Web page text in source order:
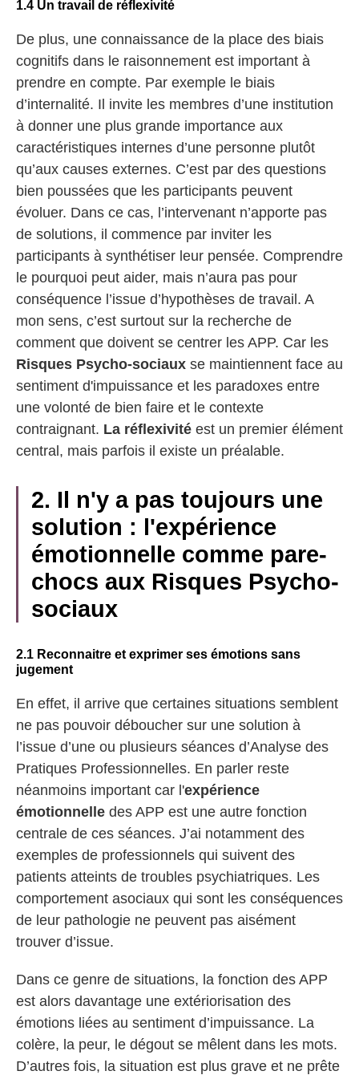
1.4 Un travail de réflexivité
De plus, une connaissance de la place des biais
cognitifs dans le raisonnement est important à
prendre en compte. Par exemple le biais
d’internalité. Il invite les membres d’une institution
à donner une plus grande importance aux
caractéristiques internes d’une personne plutôt
qu’aux causes externes. C’est par des questions
bien poussées que les participants peuvent
évoluer. Dans ce cas, l’intervenant n’apporte pas
de solutions, il commence par inviter les
participants à synthétiser leur pensée. Comprendre
le pourquoi peut aider, mais n’aura pas pour
conséquence l’issue d’hypothèses de travail. A
mon sens, c’est surtout sur la recherche de
comment que doivent se centrer les APP. Car les
Risques Psycho-sociaux se maintiennent face au
sentiment d'impuissance et les paradoxes entre
une volonté de bien faire et le contexte
contraignant. La réflexivité est un premier élément
central, mais parfois il existe un préalable.
2. Il n'y a pas toujours une
solution : l'expérience
émotionnelle comme pare-
chocs aux Risques Psycho-
sociaux
2.1 Reconnaitre et exprimer ses émotions sans
jugement
En effet, il arrive que certaines situations semblent
ne pas pouvoir déboucher sur une solution à
l’issue d’une ou plusieurs séances d’Analyse des
Pratiques Professionnelles. En parler reste
néanmoins important car l'expérience
émotionnelle des APP est une autre fonction
centrale de ces séances. J’ai notamment des
exemples de professionnels qui suivent des
patients atteints de troubles psychiatriques. Les
comportement asociaux qui sont les conséquences
de leur pathologie ne peuvent pas aisément
trouver d’issue.
Dans ce genre de situations, la fonction des APP
est alors davantage une extériorisation des
émotions liées au sentiment d’impuissance. La
colère, la peur, le dégout se mêlent dans les mots.
D’autres fois, la situation est plus grave et ne prête